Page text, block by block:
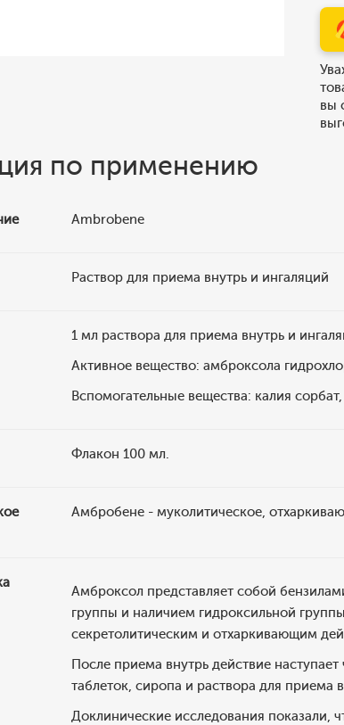
вы
по применению
Ambrobene
Раствор для приема внутрь и ингаляций
1 мл раствора для приема внутрь и
Активное вещество: амброксола
Вспомогательные вещества: калия
Флакон 100 мл.
Амбробене - муколитическое,
Амброксол представляет собой
группы и наличием гидроксильной
секретолитическим и отхаркивающим
После приема внутрь действие
таблеток, сиропа и раствора для приема
Доклинические исследования показали,